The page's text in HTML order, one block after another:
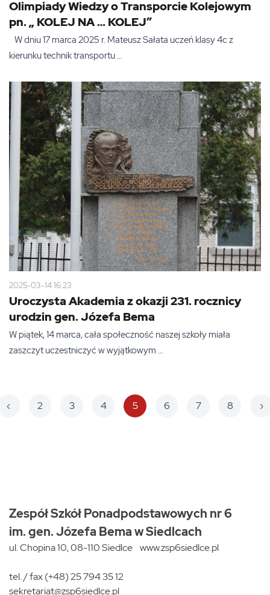
Olimpiady Wiedzy o Transporcie Kolejowym
pn. „ KOLEJ NA … KOLEJ”
W dniu 17 marca 2025 r. Mateusz Sałata uczeń klasy 4c z
kierunku technik transportu ...
2025-03-14 16:23
Uroczysta Akademia z okazji 231. rocznicy
urodzin gen. Józefa Bema
W piątek, 14 marca, cała społeczność naszej szkoły miała
zaszczyt uczestniczyć w wyjątkowym ...
‹Poprzednia
2 3 4 5 6 7 8 ›
Zespół Szkół Ponadpodstawowych nr 6
im. gen. Józefa Bema w Siedlcach
ul. Chopina 10, 08-110 Siedlce www.zsp6siedlce.pl
tel. / fax (+48) 25 794 35 12
sekretariat@zsp6siedlce.pl